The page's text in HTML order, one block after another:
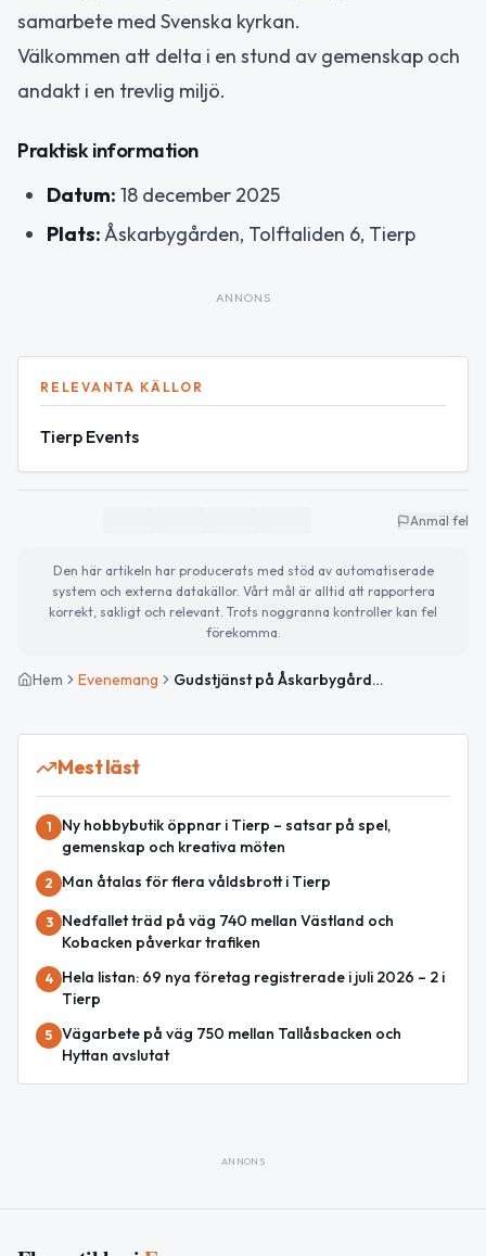
samarbete med Svenska kyrkan.
Välkommen att delta i en stund av gemenskap och
andakt i en trevlig miljö.
Praktisk information
Datum: 18 december 2025
Plats:Åskarbygården, Tolftaliden 6, Tierp
ANNONS
RELEVANTA KÄLLOR
Tierp Events
Anmäl fel
Den här artikeln har producerats med stöd av automatiserade
system och externa datakällor. Vårt mål är alltid att rapportera
korrekt, sakligt och relevant. Trots noggranna kontroller kan fel
förekomma.
Hem Evenemang Gudstjänst på Åskarbygården i Tierp
Mest läst
1
Ny hobbybutik öppnar i Tierp – satsar på spel,
gemenskap och kreativa möten
2 Man åtalas för flera våldsbrott i Tierp
3
Nedfallet träd på väg 740 mellan Västland och
Kobacken påverkar trafiken
4
Hela listan: 69 nya företag registrerade i juli 2026 – 2 i
Tierp
5 Vägarbete på väg 750 mellan Tallåsbacken och
Hyttan avslutat
ANNONS